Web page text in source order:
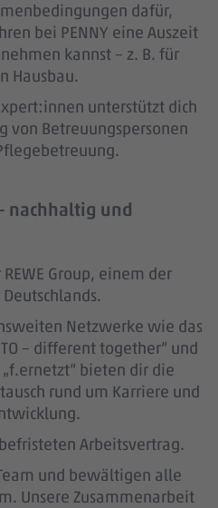
dafür,
bei PENNY eine Auszeit
kannst – z. B. für
Hausbau.
unterstützt dich
von Betreuungspersonen
nachhaltig und
Group, einem der
Netzwerke wie das
– different together“ und
bieten dir die
rund um Karriere und
Arbeitsvertrag.
und bewältigen alle
Unsere Zusammenarbeit